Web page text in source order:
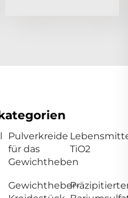
Pulverkreide
für das
Gewichtheben
TiO2
Gewichtheber-